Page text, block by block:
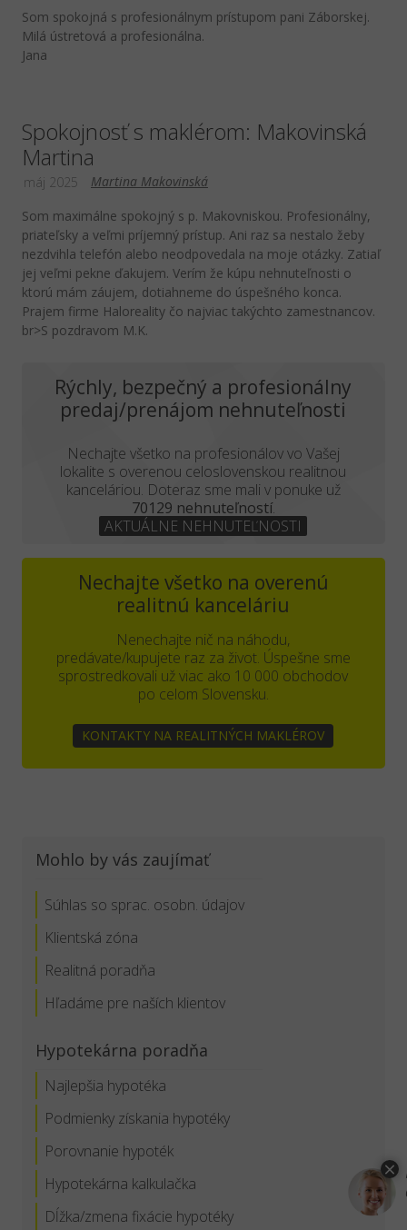
Som spokojná s profesionálnym prístupom pani Záborskej.
Milá ústretová a profesionálna.
Jana
Spokojnosť s maklérom: Makovinská
Martina
Martina Makovinská
máj 2025
Som maximálne spokojný s p. Makovniskou. Profesionálny,
priateľsky a veľmi príjemný prístup. Ani raz sa nestalo žeby
nezdvihla telefón alebo neodpovedala na moje otázky. Zatiaľ
jej veľmi pekne ďakujem. Verím že kúpu nehnuteľnosti o
ktorú mám záujem, dotiahneme do úspešného konca.
Prajem firme Haloreality čo najviac takýchto zamestnancov.
br>S pozdravom M.K.
Rýchly, bezpečný a profesionálny
predaj/prenájom nehnuteľnosti
Nechajte všetko na profesionálov vo Vašej
lokalite s overenou celoslovenskou realitnou
kanceláriou. Doteraz sme mali v ponuke už
70129 nehnuteľností.
AKTUÁLNE NEHNUTEĽNOSTI
Nechajte všetko na overenú
realitnú kanceláriu
Nenechajte nič na náhodu,
predávate/kupujete raz za život. Úspešne sme
sprostredkovali už viac ako 10 000 obchodov
po celom Slovensku.
KONTAKTY NA REALITNÝCH MAKLÉROV
Mohlo by vás zaujímať
Súhlas so sprac. osobn. údajov
Klientská zóna
Realitná poradňa
Hľadáme pre naších klientov
Hypotekárna poradňa
Najlepšia hypotéka
Podmienky získania hypotéky
Porovnanie hypoték
Hypotekárna kalkulačka
Dĺžka/zmena fixácie hypotéky